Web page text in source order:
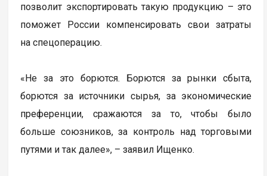
позволит экспортировать такую продукцию – это
поможет России компенсировать свои затраты
на спецоперацию.
«Не за это борются. Борются за рынки сбыта,
борются за источники сырья, за экономические
преференции, сражаются за то, чтобы было
больше союзников, за контроль над торговыми
путями и так далее», – заявил Ищенко.